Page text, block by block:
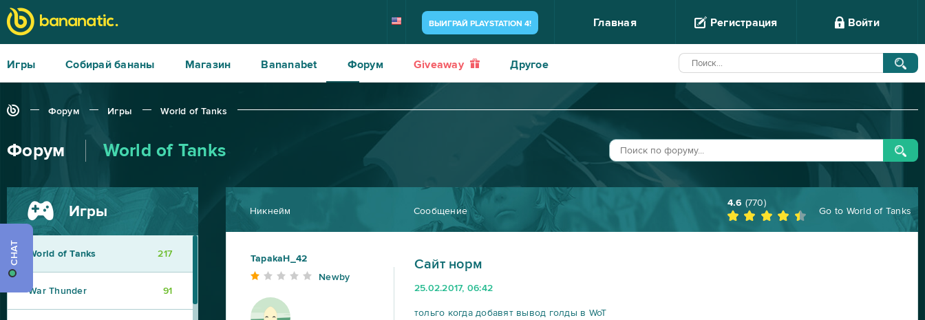
ВЫИГРАЙ PLAYSTATION 4! Главная Регистрация Войти
Игры Собирай бананы Магазин Bananabet Форум Giveaway Другое
Форум Игры World of Tanks
Форум World of Tanks
Никнейм Сообщение
4.6 (770)
Go to World of Tanks
TapakaH_42
Newby
Caйт норм
25.02.2017, 06:42
тольго когда добавят вывод голды в WoT
Игры
World of Tanks 217
War Thunder 91
CHAT